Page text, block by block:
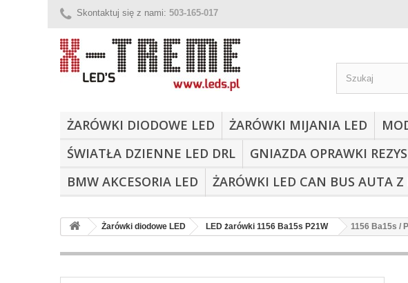
Skontaktuj się z nami: 503-165-017
ŻARÓWKI DIODOWE LED ŻARÓWKI MIJANIA LED
ŚWIATŁA DZIENNE LED DRL
GNIAZDA OPRAWKI
BMW AKCESORIA LED
ŻARÓWKI LED CAN BUS AUTA
Żarówki diodowe LED LED żarówki 1156 Ba15s P21W 1156 Ba15s /